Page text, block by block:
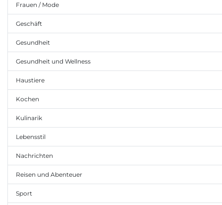
Frauen / Mode
Geschäft
Gesundheit
Gesundheit und Wellness
Haustiere
Kochen
Kulinarik
Lebensstil
Nachrichten
Reisen und Abenteuer
Sport